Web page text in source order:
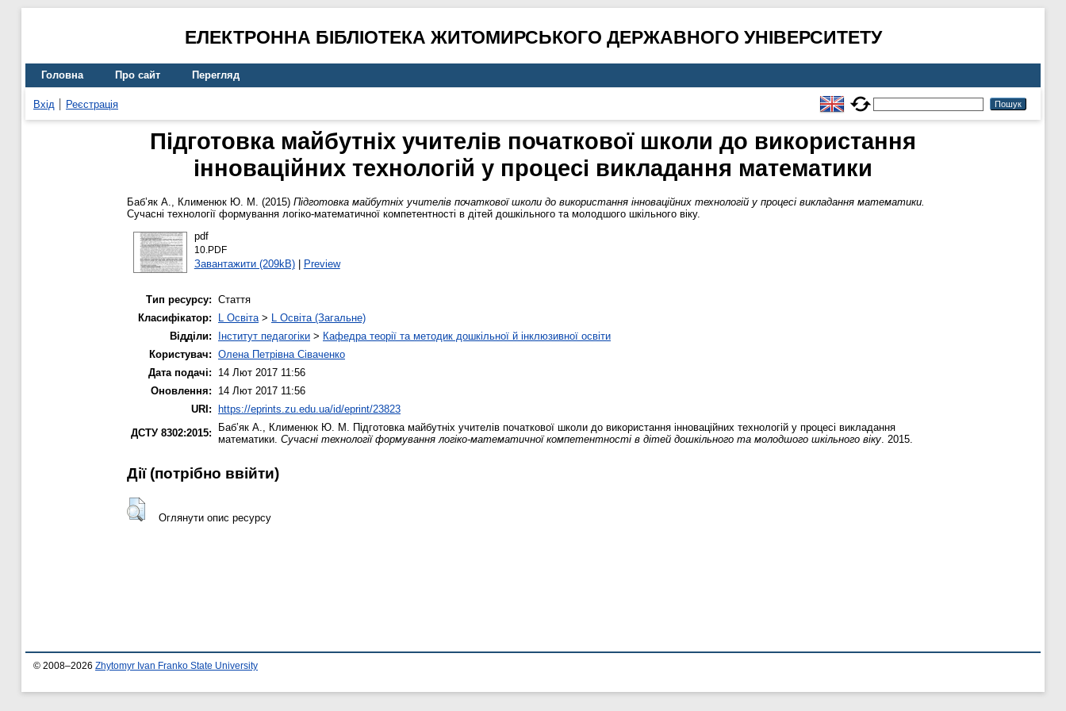
ЕЛЕКТРОННА БІБЛІОТЕКА ЖИТОМИРСЬКОГО ДЕРЖАВНОГО УНІВЕРСИТЕТУ
Головна Про сайт Перегляд
Вхід Реєстрація
Підготовка майбутніх учителів початкової школи до використання
інноваційних технологій у процесі викладання математики
Баб’як А., Клименюк Ю. М. (2015) Підготовка майбутніх учителів початкової школи до використання інноваційних технологій у процесі викладання математики.
Сучасні технології формування логіко-математичної компетентності в дітей дошкільного та молодшого шкільного віку.
pdf
10.PDF
Завантажити (209kB)| Preview
Тип ресурсу: Стаття
Класифікатор:
L Освіта> L Освіта (Загальне)
Відділи:
Інститут педагогіки > Кафедра теорії та методик дошкільної й інклюзивної освіти
Користувач: Олена Петрівна Сіваченко
Дата подачі:
14 Лют 2017 11:56
Оновлення:
14 Лют 2017 11:56
URI:
https://eprints.zu.edu.ua/id/eprint/23823
ДСТУ 8302:2015:
Баб’як А., Клименюк Ю. М. Підготовка майбутніх учителів початкової школи до використання інноваційних технологій у процесі викладання
математики. Сучасні технології формування логіко-математичної компетентності в дітей дошкільного та молодшого шкільного віку. 2015.
Дії ​​(потрібно ввійти)
Оглянути опис ресурсу
© 2008–2026 Zhytomyr Ivan Franko State University